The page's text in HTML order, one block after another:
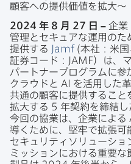
顧客への​提供価値を​拡大～
2024 年 8 月 27 日 – 企業
管理と​セキュアな​運用の​た
提供する Jamf (本社：米国
証券コード： JAMF）は、​
パートナープログラムに​参
クラウドと AI を​活用した​
共通の​顧客に​提供する​こと
拡大する 5 年契約を​締結し
今回の​協業は、​企業に​よる
導く​ために、​堅牢で​拡張可
セキュリティソリューショ
ミッションに​おける​重要な​